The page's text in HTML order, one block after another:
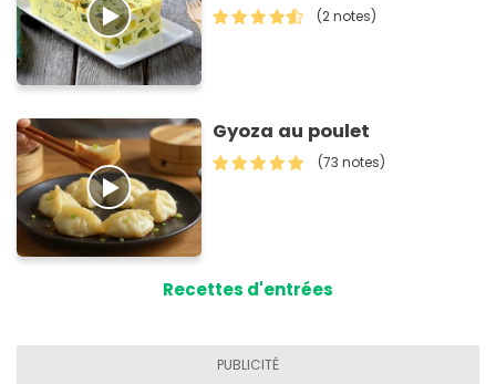
(2 notes)
Gyoza au poulet
(73 notes)
Recettes d'entrées